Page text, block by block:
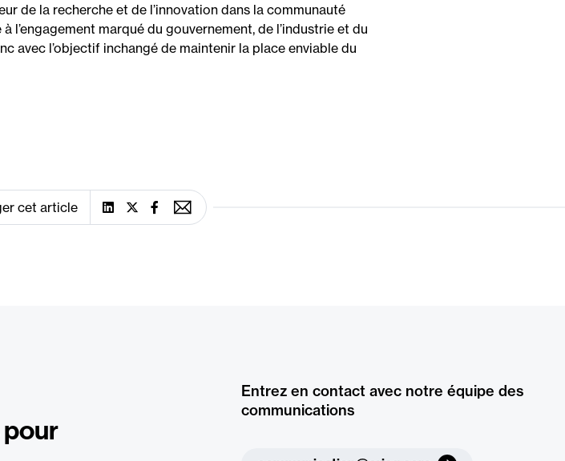
de la recherche et de l’innovation dans la communauté
l’engagement marqué du gouvernement, de l’industrie et du
avec l’objectif inchangé de maintenir la place enviable du
cet article
pour
Entrez en contact avec notre équipe des
communications